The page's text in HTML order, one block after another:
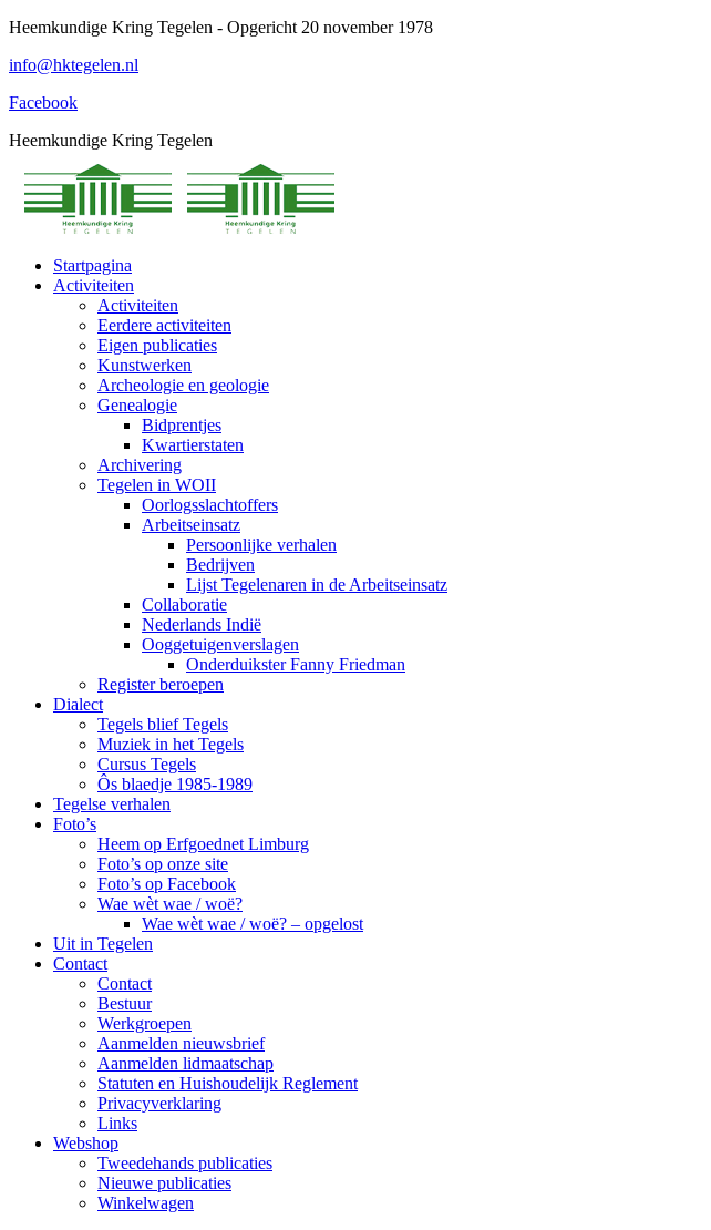
Spring
content
Heemkundige Kring Tegelen - Opgericht 20 november 1978
info@hktegelen.nl
Facebook
Heemkundige Kring Tegelen
Startpagina
Activiteiten
Activiteiten
Eerdere activiteiten
Eigen publicaties
Kunstwerken
Archeologie en geologie
Genealogie
Bidprentjes
Kwartierstaten
Archivering
Tegelen in WOII
Oorlogsslachtoffers
Arbeitseinsatz
Persoonlijke verhalen
Bedrijven
Lijst Tegelenaren in de Arbeitseinsatz
Collaboratie
Nederlands Indië
Ooggetuigenverslagen
Onderduikster Fanny Friedman
Register beroepen
Dialect
Tegels blief Tegels
Muziek in het Tegels
Cursus Tegels
Ôs blaedje 1985-1989
Tegelse verhalen
Foto’s
Heem op Erfgoednet Limburg
Foto’s op onze site
Foto’s op Facebook
Wae wèt wae / woë?
Wae wèt wae / woë? – opgelost
Uit in Tegelen
Contact
Contact
Bestuur
Werkgroepen
Aanmelden nieuwsbrief
Aanmelden lidmaatschap
Statuten en Huishoudelijk Reglement
Privacyverklaring
Links
Webshop
Tweedehands publicaties
Nieuwe publicaties
Winkelwagen